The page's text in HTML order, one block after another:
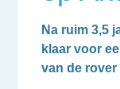
Na ruim 3,5
klaar voor
van de